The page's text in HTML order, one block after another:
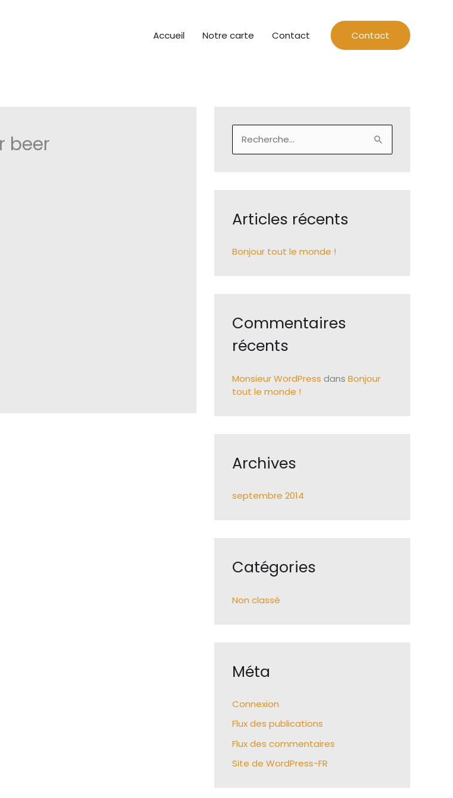
Accueil Notre carte Contact Contact
beer
e
e
c
Articles récents
Bonjour tout le monde !
Commentaires
récents
Monsieur WordPress dans Bonjour
tout le monde !
Archives
septembre 2014
Catégories
Non classé
Méta
Connexion
Flux des publications
Flux des commentaires
Site de WordPress-FR